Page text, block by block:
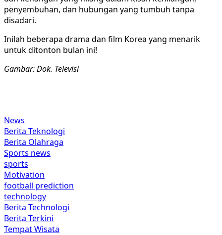
penyembuhan, dan hubungan yang tumbuh tanpa
disadari.
Inilah beberapa drama dan film Korea yang menarik
untuk ditonton bulan ini!
Gambar: Dok. Televisi
News
Berita Teknologi
Berita Olahraga
Sports news
sports
Motivation
football prediction
technology
Berita Technologi
Berita Terkini
Tempat Wisata